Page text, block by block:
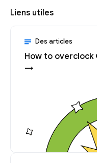
Liens utiles
Des articles
How to overclock
→